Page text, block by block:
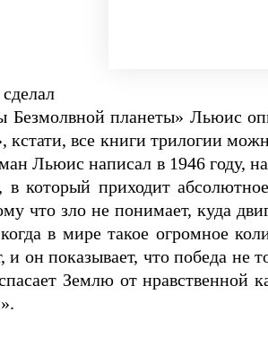
Безмолвной планеты» Льюис
все книги трилогии
Льюис написал в 1946 году,
который приходит
что зло не понимает, куда
в мире такое огромное
показывает, что победа не
Землю от нравственной